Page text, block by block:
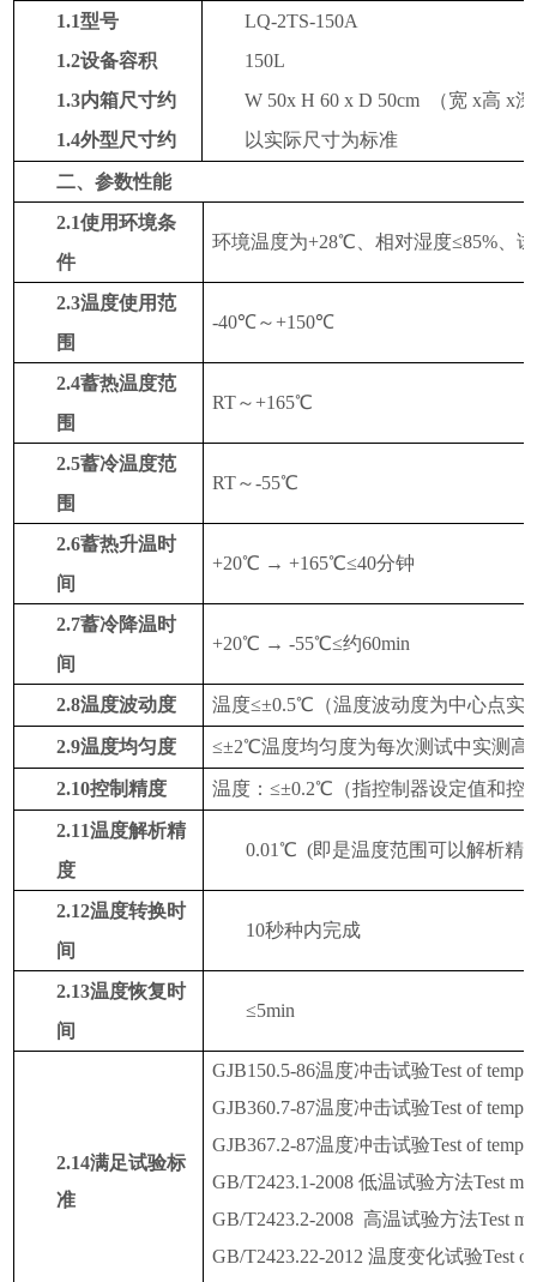
1.1型号
1.2设备容积
1.3内箱尺寸约
1.4外型尺寸约
LQ-2TS-150A
150L
W 50x H 60 x D 50cm （宽 x高 x
以实际尺寸为标准
二、参数性能
2.1使用环境条
件
环境温度为+28℃、相对湿度≤85%、
2.3温度使用范
围
-40℃～+150℃
2.4蓄热温度范
围
RT～+165℃
2.5蓄冷温度范
围
RT～-55℃
2.6蓄热升温时
间
+20℃ → +165℃≤40分钟
2.7蓄冷降温时
间
+20℃ → -55℃≤约60min
2.8温度波动度 温度≤±0.5℃（温度波动度为中心点实
2.9温度均匀度 ≤±2℃温度均匀度为每次测试中实测高
2.10控制精度 温度：≤±0.2℃（指控制器设定值和控
2.11温度解析精
度
0.01℃ (即是温度范围可以解析精
2.12温度转换时
间
10秒种内完成
2.13温度恢复时
间
≤5min
2.14满足试验标
准
GJB150.5-86温度冲击试验Test of
GJB360.7-87温度冲击试验Test of
GJB367.2-87温度冲击试验Test of
GB/T2423.1-2008低温试验方法Test
GB/T2423.2-2008高温试验方法Test
GB/T2423.22-2012温度变化试验Test